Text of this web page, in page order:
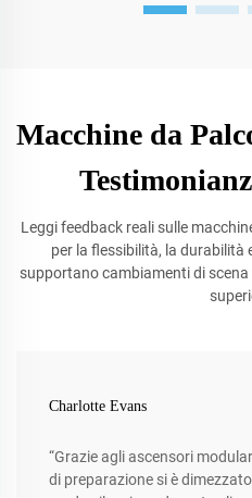
Macchine da
Leggi feedback reali sulle
per la flessibilità, la durabilità
supportano cambiamenti di
Charlotte Evans
“Grazie agli ascensori
di preparazione si è